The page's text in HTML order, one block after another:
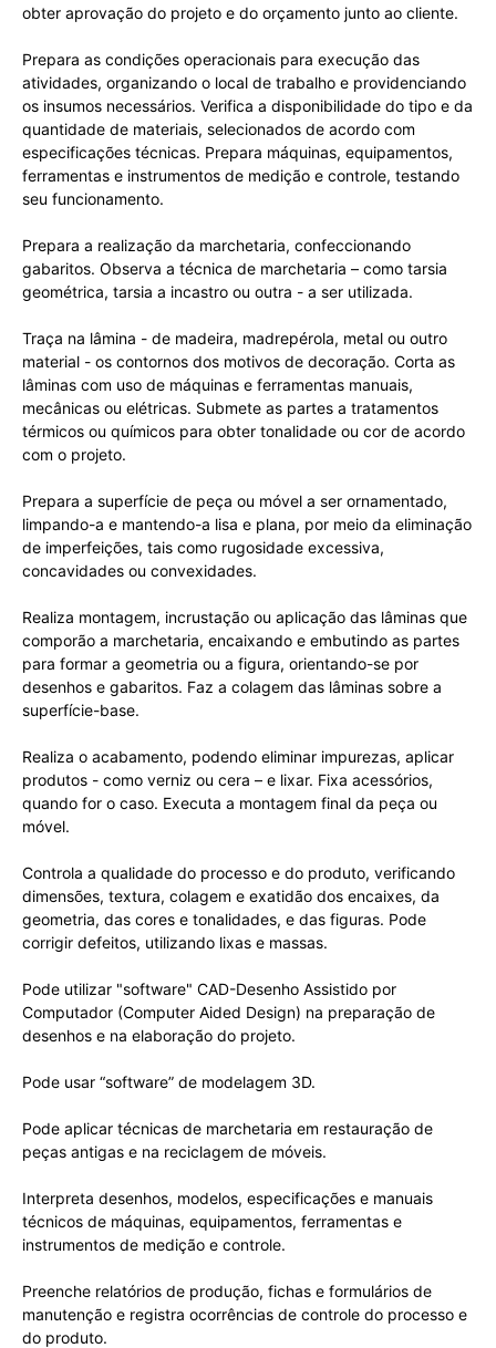
obter aprovação do projeto e do orçamento junto ao cliente.
Prepara as condições operacionais para execução das
atividades, organizando o local de trabalho e providenciando
os insumos necessários. Verifica a disponibilidade do tipo e da
quantidade de materiais, selecionados de acordo com
especificações técnicas. Prepara máquinas, equipamentos,
ferramentas e instrumentos de medição e controle, testando
seu funcionamento.
Prepara a realização da marchetaria, confeccionando
gabaritos. Observa a técnica de marchetaria – como tarsia
geométrica, tarsia a incastro ou outra - a ser utilizada.
Traça na lâmina - de madeira, madrepérola, metal ou outro
material - os contornos dos motivos de decoração. Corta as
lâminas com uso de máquinas e ferramentas manuais,
mecânicas ou elétricas. Submete as partes a tratamentos
térmicos ou químicos para obter tonalidade ou cor de acordo
com o projeto.
Prepara a superfície de peça ou móvel a ser ornamentado,
limpando-a e mantendo-a lisa e plana, por meio da eliminação
de imperfeições, tais como rugosidade excessiva,
concavidades ou convexidades.
Realiza montagem, incrustação ou aplicação das lâminas que
comporão a marchetaria, encaixando e embutindo as partes
para formar a geometria ou a figura, orientando-se por
desenhos e gabaritos. Faz a colagem das lâminas sobre a
superfície-base.
Realiza o acabamento, podendo eliminar impurezas, aplicar
produtos - como verniz ou cera – e lixar. Fixa acessórios,
quando for o caso. Executa a montagem final da peça ou
móvel.
Controla a qualidade do processo e do produto, verificando
dimensões, textura, colagem e exatidão dos encaixes, da
geometria, das cores e tonalidades, e das figuras. Pode
corrigir defeitos, utilizando lixas e massas.
Pode utilizar "software" CAD-Desenho Assistido por
Computador (Computer Aided Design) na preparação de
desenhos e na elaboração do projeto.
Pode usar “software” de modelagem 3D.
Pode aplicar técnicas de marchetaria em restauração de
peças antigas e na reciclagem de móveis.
Interpreta desenhos, modelos, especificações e manuais
técnicos de máquinas, equipamentos, ferramentas e
instrumentos de medição e controle.
Preenche relatórios de produção, fichas e formulários de
manutenção e registra ocorrências de controle do processo e
do produto.